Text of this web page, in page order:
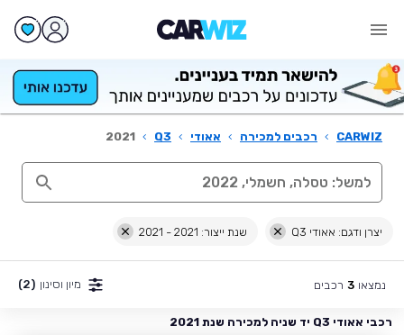
CARWIZ
› רכבים למכירה › אאודי ›
Q3
›
2021
יצרן ודגם: אאודי Q3 שנת ייצור: 2021 - 2021
נמצאו 3 רכבים מיון וסינון (2)
רכבי אאודי Q3 יד שניה למכירה שנת 2021